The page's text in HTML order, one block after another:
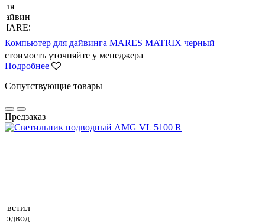
Компьютер для дайвинга MARES MATRIX черный
стоимость уточняйте у менеджера
Подробнее
Сопутствующие товары
Предзаказ